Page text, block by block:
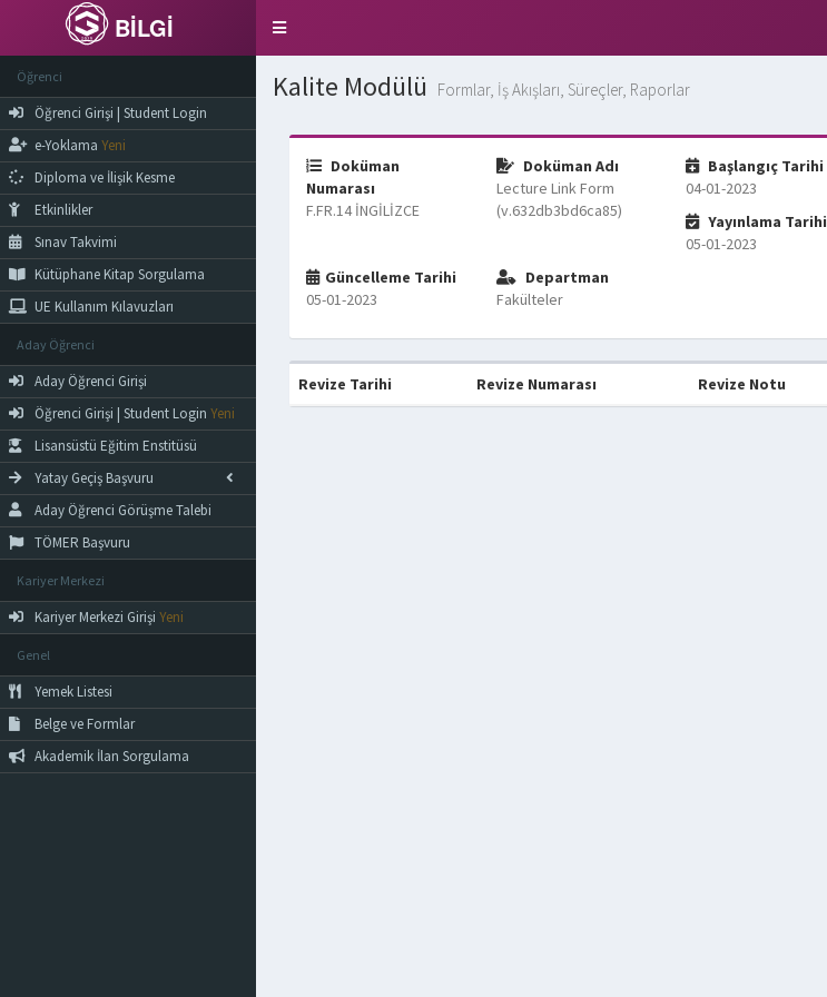
BİLGİ
Toggle
Öğrenci
Öğrenci Girişi | Student Login
e-Yoklama Yeni
Diploma ve İlişik Kesme
Etkinlikler
Sınav Takvimi
Kütüphane Kitap Sorgulama
UE Kullanım Kılavuzları
Aday Öğrenci
Aday Öğrenci Girişi
Öğrenci Girişi | Student Login Yeni
Lisansüstü Eğitim Enstitüsü
Yatay Geçiş Başvuru
Aday Öğrenci Görüşme Talebi
TÖMER Başvuru
Kariyer Merkezi
Kariyer Merkezi Girişi Yeni
Genel
Yemek Listesi
Belge ve Formlar
Akademik İlan Sorgulama
Kalite Modülü Formlar, İş Akışları, Süreçler, Raporlar
Doküman
Numarası
F.FR.14 İNGİLİZCE
Doküman Adı
Lecture Link Form
(v.632db3bd6ca85)
Başlangıç Tarihi
04-01-2023
Yayınlama Tarihi
05-01-2023
Güncelleme Tarihi
05-01-2023
Departman
Fakülteler
Revize Tarihi Revize Numarası Revize Notu